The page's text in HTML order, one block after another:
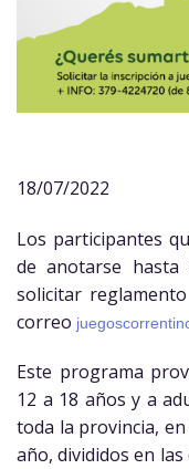
18/07/2022
Los participantes
de anotarse
solicitar
correo
Este programa
12 a 18 años y a
toda la provincia,
año, divididos en las